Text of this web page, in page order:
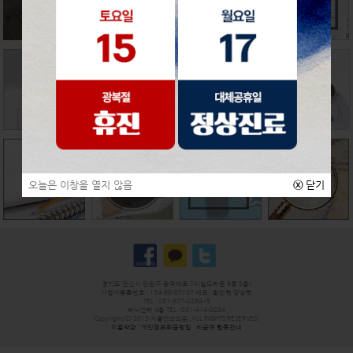
오늘은 이창을 열지 않음 ⓧ닫기
경기도 안산시 단원구 광덕대로 74(월드타운 B동 5층)
사업자등록번호 : 134-90-87107 대표 : 황찬혁 강상혁
TEL : 031-507-0234~5
라식센터 4층 TEL : 031-414-0234
Copyright(C) 2015 서울안과의원. ALL RIGHTS RESERVED.
이용약관
개인정보취급방침 비급여 항목안내